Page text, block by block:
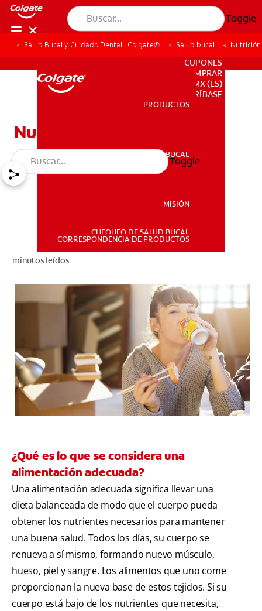
Toggle
PRODUCTOS
SALUD BUCAL
CORRESPONDENCIA DE PRODUCTOS
PARA PROFESIONALES
CUPONES
DONDE COMPRAR
PARA PROFESIONALES
CUPONES
DONDE COMPRAR
MX (ES)
SUSCRÍBASE
PRODUCTOS
SALUD BUCAL
MISIÓN
CHEQUEO DE SALUD BUCAL
CORRESPONDENCIA DE PRODUCTOS
Toggle
Salud Bucal y Cuidado Dental | Colgate® Salud bucal Nutrición
Nutrición
minutos leídos
¿Qué es lo que se considera una
alimentación adecuada?
Una alimentación adecuada significa llevar una
dieta balanceada de modo que el cuerpo pueda
obtener los nutrientes necesarios para mantener
una buena salud. Todos los días, su cuerpo se
renueva a sí mismo, formando nuevo músculo,
hueso, piel y sangre. Los alimentos que uno come
proporcionan la nueva base de estos tejidos. Si su
cuerpo está bajo de los nutrientes que necesita,